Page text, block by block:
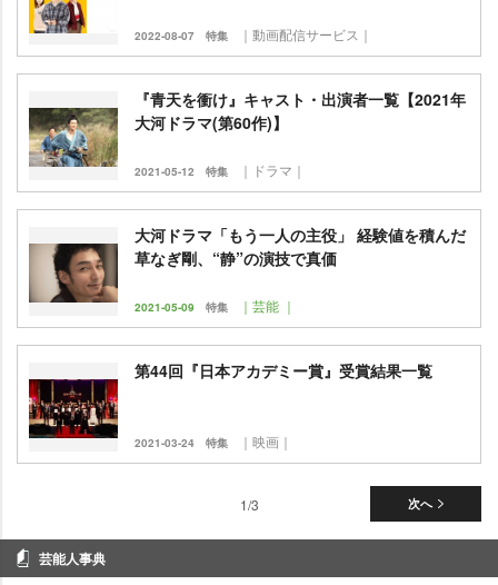
2022-08-07 特集 ｜動画配信サービス｜
『青天を衝け』キャスト・出演者一覧【2021年
大河ドラマ(第60作)】
2021-05-12 特集 ｜ドラマ｜
大河ドラマ「もう一人の主役」 経験値を積んだ
草なぎ剛、“静”の演技で真価
2021-05-09 特集 ｜芸能 ｜
第44回『日本アカデミー賞』受賞結果一覧
2021-03-24 特集 ｜映画｜
次へ
1/3
芸能人事典